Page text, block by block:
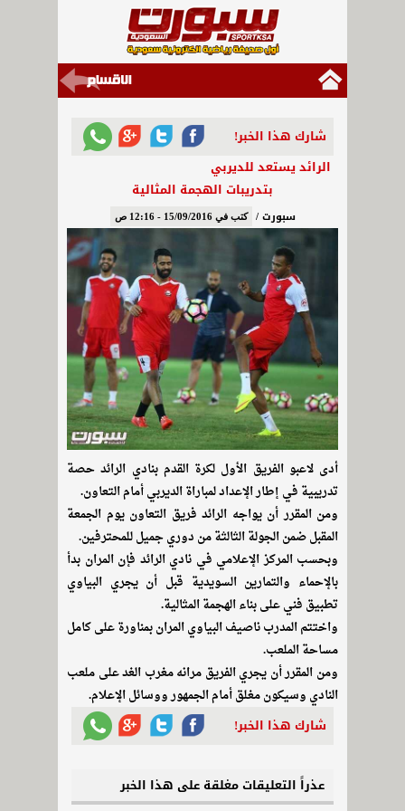
شارك هذا الخبر!
الرائد يستعد للديربي
بتدريبات الهجمة المثالية
سبورت / كتب في 15/09/2016 - 12:16 ص
أدى لاعبو الفريق الأول لكرة القدم بنادي الرائد حصة
تدريبية في إطار الإعداد لمباراة الديربي أمام التعاون.
ومن المقرر أن يواجه الرائد فريق التعاون يوم الجمعة
المقبل ضمن الجولة الثالثة من دوري جميل للمحترفين.
وبحسب المركز الإعلامي في نادي الرائد فإن المران بدأ
بالإحماء والتمارين السويدية قبل أن يجري البياوي
تطبيق فني على بناء الهجمة المثالية.
واختتم المدرب ناصيف البياوي المران بمناورة على كامل
مساحة الملعب.
ومن المقرر أن يجري الفريق مرانه مغرب الغد على ملعب
النادي وسيكون مغلق أمام الجمهور ووسائل الإعلام.
شارك هذا الخبر!
عذراً التعليقات مغلقة على هذا الخبر